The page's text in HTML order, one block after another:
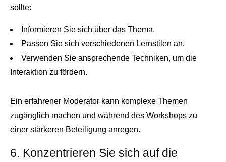
sollte:
Informieren Sie sich über das Thema.
Passen Sie sich verschiedenen Lernstilen an.
Verwenden Sie ansprechende Techniken, um die
Interaktion zu fördern.
Ein erfahrener Moderator kann komplexe Themen
zugänglich machen und während des Workshops zu
einer stärkeren Beteiligung anregen.
6. Konzentrieren Sie sich auf die